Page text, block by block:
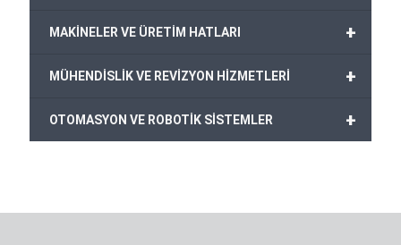
+
MAKİNELER VE ÜRETİM HATLARI
+
MÜHENDİSLİK VE REVİZYON HİZMETLERİ
+
OTOMASYON VE ROBOTİK SİSTEMLER